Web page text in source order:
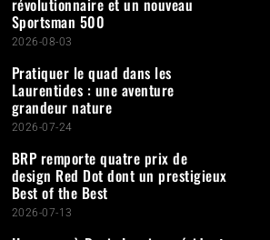
révolutionnaire et un nouveau
Sportsman 500
2026-08-03
Pratiquer le quad dans les
Laurentides : une aventure
grandeur nature
2026-07-24
BRP remporte quatre prix de
design Red Dot dont un prestigieux
Best of the Best
2026-07-13